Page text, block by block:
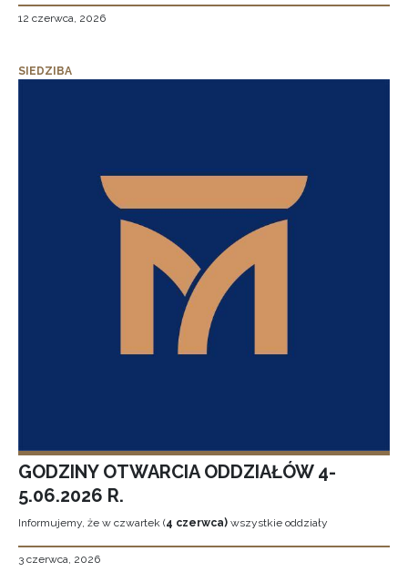
12 czerwca, 2026
SIEDZIBA
GODZINY OTWARCIA ODDZIAŁÓW 4-
5.06.2026 R.
Informujemy, że w czwartek (4 czerwca) wszystkie oddziały
3 czerwca, 2026